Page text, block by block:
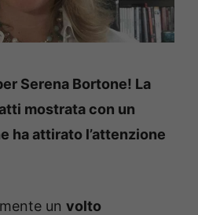
Serena Bortone! La
mostrata con un
ha attirato l’attenzione
un volto